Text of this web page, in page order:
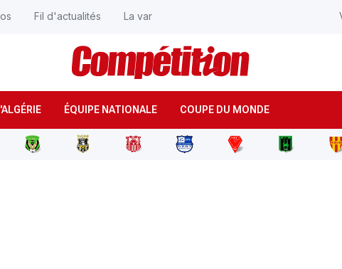
ÉQUIPE NATIONALE COUPE DU MONDE
Fil d'actualités La var